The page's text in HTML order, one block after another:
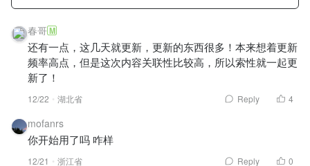
春哥M
还有一点，这几天就更新，更新的东西很多！本来想着更新
频率高点，但是这次内容关联性比较高，所以索性就一起更
新了！
12/22 湖北省 Reply 4
mofanrs
你开始用了吗 咋样
12/21 浙江省 Reply 0